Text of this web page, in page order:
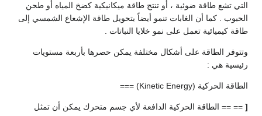
التي تشع طاقة ضوئية ، أو تنتج طاقة ميكانيكية كضخ المياه أو طحن
الحبوب . كما أن الغابات تنمو أيضاً بتحويل طاقة الإشعاع الشمسي إلى
طاقة كيميائية تعمل على نمو خلايا النباتات .
وتتوفر الطاقة على أشكال مختلفة يمكن حصرها بأربعة مستويات
رئيسية هي :
الطاقة الحركية (Kinetic Energy) ===
== == الطاقة الحركية الدافعة لأي جسم متحرك يمكن أن تمثل